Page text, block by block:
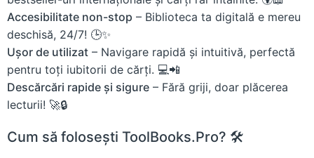
Accesibilitate non-stop – Biblioteca ta digitală e mereu
deschisă, 24/7! 🕒✨
Ușor de utilizat – Navigare rapidă și intuitivă, perfectă
pentru toți iubitorii de cărți. 💻📲
Descărcări rapide și sigure – Fără griji, doar plăcerea
lecturii! 🚀🔒
Cum să folosești ToolBooks.Pro? 🛠️